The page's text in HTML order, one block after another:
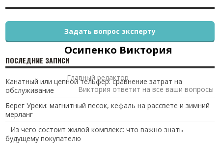
Осипенко Виктория
Главный редактор
Виктория ответит на все ваши вопросы
Задать вопрос эксперту
ПОСЛЕДНИЕ ЗАПИСИ
Канатный или цепной тельфер: сравнение затрат на
обслуживание
Берег Уреки: магнитный песок, кефаль на рассвете и зимний
мерланг
Из чего состоит жилой комплекс: что важно знать
будущему покупателю